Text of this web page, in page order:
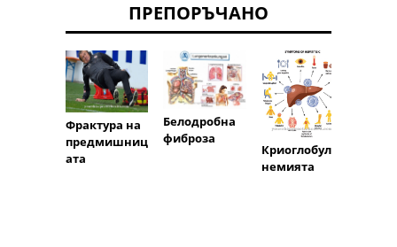
ПРЕПОРЪЧАНО
Фрактура на
предмишниц
ата
Белодробна
фиброза
Криоглобули
немията